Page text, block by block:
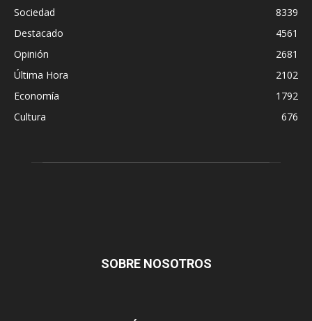
Sociedad
8339
Destacado
4561
Opinión
2681
Última Hora
2102
Economía
1792
Cultura
676
SOBRE NOSOTROS